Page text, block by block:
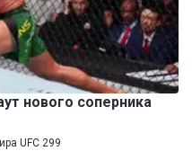
нового соперника
UFC 299